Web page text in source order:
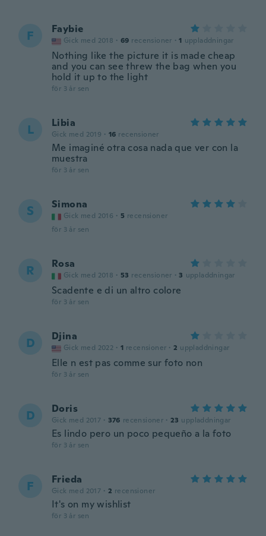
F Faybie
Gick med 2018 · 69 recensioner · 1 uppladdningar
Nothing like the picture it is made cheap
and you can see threw the bag when you
hold it up to the light
för 3 år sen
L Libia
Gick med 2019 · 16 recensioner
Me imaginé otra cosa nada que ver con la
muestra
för 3 år sen
S Simona
Gick med 2016 · 5 recensioner
för 3 år sen
R Rosa
Gick med 2018 · 53 recensioner · 3 uppladdningar
Scadente e di un altro colore
för 3 år sen
D Djina
Gick med 2022 · 1 recensioner · 2 uppladdningar
Elle n est pas comme sur foto non
för 3 år sen
D Doris
Gick med 2017 · 376 recensioner · 23 uppladdningar
Es lindo pero un poco pequeño a la foto
för 3 år sen
F Frieda
Gick med 2017 · 2 recensioner
It's on my wishlist
för 3 år sen